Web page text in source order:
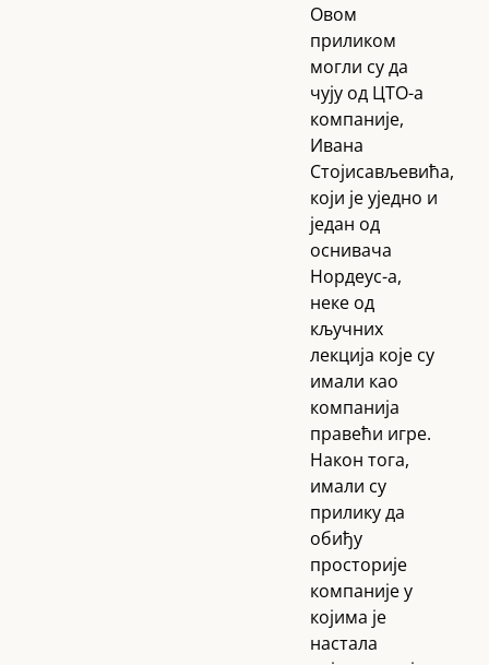
Овом
приликом
могли су да
чују од ЦТО-а
компаније,
Ивана
Стојисављевића,
који је уједно и
један од
оснивача
Нордеус-а,
неке од
кључних
лекција које су
имали као
компанија
правећи игре.
Након тога,
имали су
прилику да
обиђу
просторије
компаније у
којима је
настала